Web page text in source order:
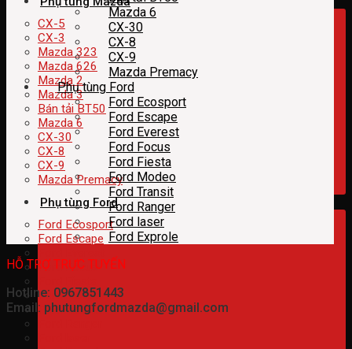
CX-5
CX-3
Mazda 323
Mazda 626
Mazda 2
Mazda 3
Bán tải BT50
Mazda 6
CX-30
CX-8
CX-9
Mazda Premacy
Phụ tùng Ford
Ford Ecosport
Ford Escape
Ford Focus
Ford Modeo
Ford Transit
Mazda 6
CX-30
CX-8
CX-9
Mazda Premacy
Phụ tùng Ford
Ford Ecosport
Ford Escape
Ford Everest
Ford Focus
Ford Fiesta
Ford Modeo
Ford Transit
Ford Ranger
Ford laser
Ford Exprole
HỖ TRỢ TRỰC TUYẾN
Hotline: 0967851443
Email: phutungfordmazda@gmail.com